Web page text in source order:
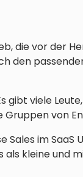
die vor der
den
gibt viele
von
Sales im
kleine und